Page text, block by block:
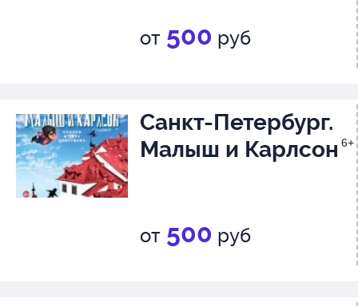
от 500 руб
Санкт-Петербург.
Малыш и Карлсон 6+
от 500 руб